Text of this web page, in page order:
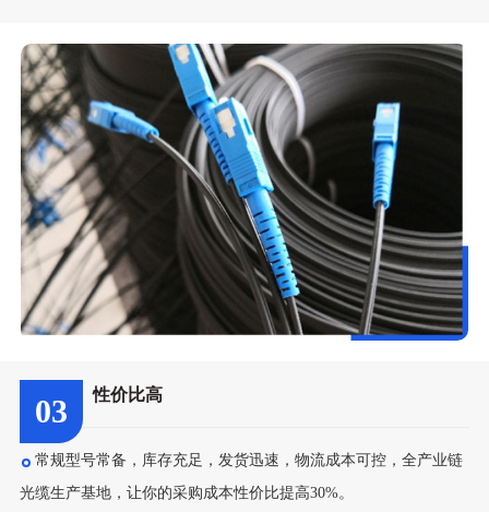
03 性价比高
常规型号常备，库存充足，发货迅速，物流成本可控，全产业链
光缆生产基地，让你的采购成本性价比提高30%。